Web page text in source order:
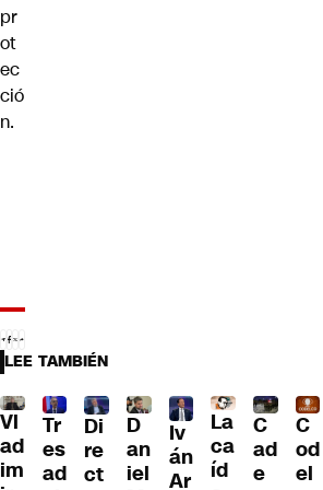
pr
ot
ec
ció
n.
LEE TAMBIÉN
Vl
ad
im
Tr
es
ad
Di
re
ct
D
an
iel
Iv
án
Ar
La
ca
íd
C
ad
e
C
od
el